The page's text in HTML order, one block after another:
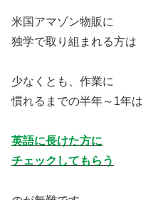
米国アマゾン物販に
独学で取り組まれる方は
少なくとも、作業に
慣れるまでの半年～1年は
英語に長けた方に
チェックしてもらう